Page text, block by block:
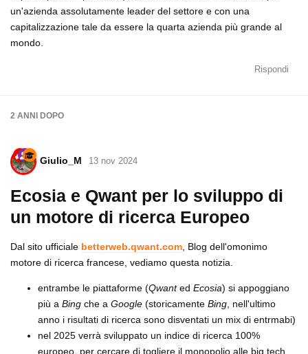
un'azienda assolutamente leader del settore e con una
capitalizzazione tale da essere la quarta azienda più grande al
mondo.
Rispondi
2 ANNI DOPO
Giulio_M 13 nov 2024
Ecosia e Qwant per lo sviluppo di
un motore di ricerca Europeo
Dal sito ufficiale betterweb.qwant.com , Blog dell'omonimo
motore di ricerca francese, vediamo questa notizia.
entrambe le piattaforme (Qwanted Ecosia) si appoggiano
più a Bing che a Google (storicamente Bing , nell'ultimo
anno i risultati di ricerca sono disventati un mix di entrmabi)
nel 2025 verrà sviluppato un indice di ricerca 100%
europeo, per cercare di togliere il monopolio alle big tech